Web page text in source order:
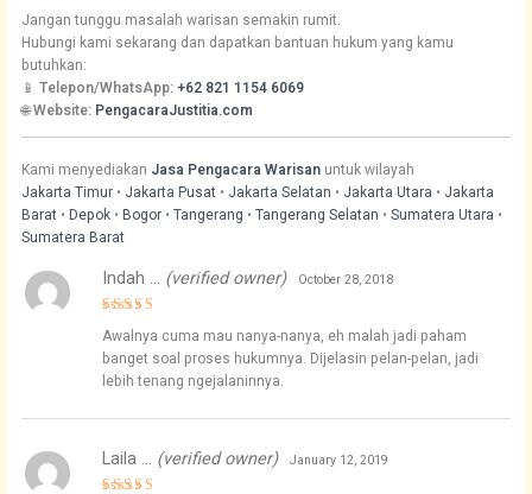
Jangan tunggu masalah warisan semakin rumit.
Hubungi kami sekarang dan dapatkan bantuan hukum yang kamu
butuhkan:
📱Telepon/WhatsApp:+62 821 1154 6069
🌐Website: PengacaraJustitia.com
Kami menyediakan Jasa Pengacara Warisan untuk wilayah
Jakarta Timur • Jakarta Pusat • Jakarta Selatan • Jakarta Utara • Jakarta
Barat •Depok •Bogor •Tangerang •Tangerang Selatan •Sumatera Utara •
Sumatera Barat
Rated
out of 5
Indah … (verified owner) October 28, 2018
Awalnya cuma mau nanya-nanya, eh malah jadi paham
banget soal proses hukumnya. Dijelasin pelan-pelan, jadi
lebih tenang ngejalaninnya.
Laila … (verified owner) January 12, 2019